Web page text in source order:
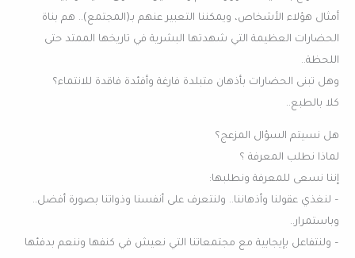
أمثال هؤلاء الأشخاص، ويمكننا التعبير عنهم بـ(المجتمع).. هم بناة
الحضارات العظيمة التي شهدتها البشرية في تاريخها الممتد حتى
اللحظة..
وهل تبنى الحضارات بأذهان متبلدة فارغة وأفئدة فاقدة للانتماء؟
كلا بالطبع..
هل نسيتم السؤال المزعج؟
لماذا نطلب المعرفة ؟
إننا نسعى للمعرفة ونطلبها:
– لنغذي عقولنا وأذهاننا.. ولنتعرف على أنفسنا وذواتنا بصورة أفضل..
وباستمرار..
– ولنتفاعل بإيجابية مع مجتمعاتنا التي نعيش في كنفها وننعم بدفئها